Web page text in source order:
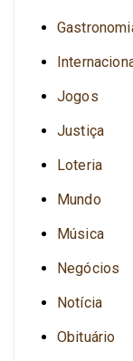
Jogos
Justiça
Loteria
Mundo
Música
Negócios
Notícia
Obituário